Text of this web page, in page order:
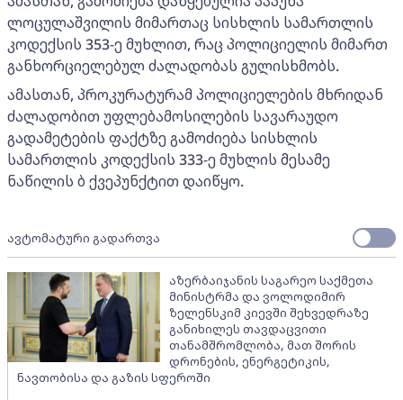
ლოცულაშვილის მიმართაც სისხლის სამართლის
კოდექსის 353-ე მუხლით, რაც პოლიციელის მიმართ
განხორციელებულ ძალადობას გულისხმობს.
ამასთან, პროკურატურამ პოლიციელების მხრიდან
ძალადობით უფლებამოსილების სავარაუდო
გადამეტების ფაქტზე გამოძიება სისხლის
სამართლის კოდექსის 333-ე მუხლის მესამე
ნაწილის ბ ქვეპუნქტით დაიწყო.
ავტომატური გადართვა
აზერბაიჯანის საგარეო საქმეთა
მინისტრმა და ვოლოდიმირ
ზელენსკიმ კიევში შეხვედრაზე
განიხილეს თავდაცვითი
თანამშრომლობა, მათ შორის
დრონების, ენერგეტიკის,
ნავთობისა და გაზის სფეროში